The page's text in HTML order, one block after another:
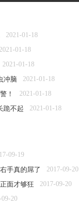
2021-01-18
01-18
2021-01-18
冲脑 2021-01-18
！ 2021-01-18
跪不起 2021-01-18
09-19
手真的屌了 2017-09-20
面才够狂 2017-09-20
09-20